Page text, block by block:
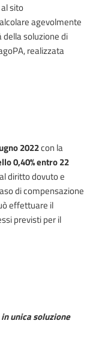
sito
agevolmente
della soluzione di
realizzata
2022con la
0,40% entro22
diritto dovuto e
di compensazione
effettuare il
previsti per il
unica soluzione